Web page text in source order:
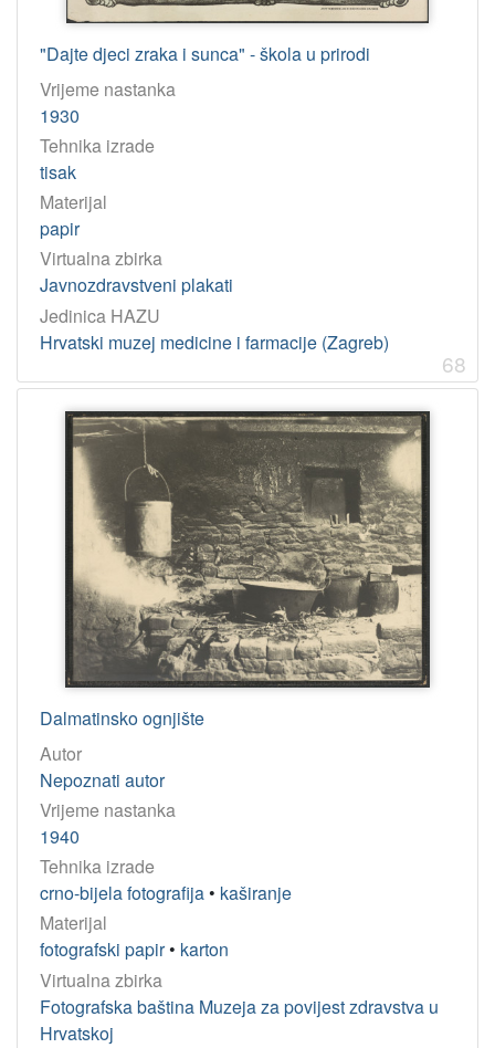
"Dajte djeci zraka i sunca" - škola u prirodi
Vrijeme nastanka
1930
Tehnika izrade
tisak
Materijal
papir
Virtualna zbirka
Javnozdravstveni plakati
Jedinica HAZU
Hrvatski muzej medicine i farmacije (Zagreb)
68
Dalmatinsko ognjište
Autor
Nepoznati autor
Vrijeme nastanka
1940
Tehnika izrade
crno-bijela fotografija • kaširanje
Materijal
fotografski papir• karton
Virtualna zbirka
Fotografska baština Muzeja za povijest zdravstva u
Hrvatskoj